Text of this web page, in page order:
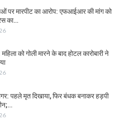
पर मारपीट का आरोप: एफआईआर की मांग को
का…
को गोली मारने के बाद होटल कारोबारी ने
पहले मृत दिखाया, फिर बंधक बनाकर हड़पी